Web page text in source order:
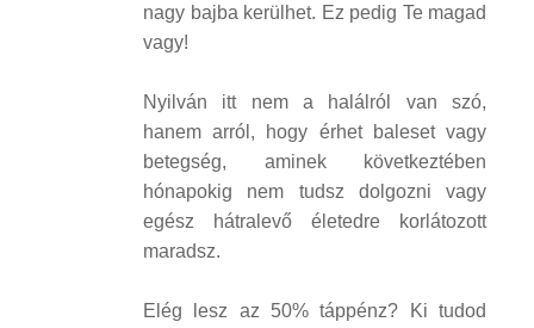
nagy bajba kerülhet. Ez pedig Te magad
vagy!
Nyilván itt nem a halálról van szó,
hanem arról, hogy érhet baleset vagy
betegség, aminek következtében
hónapokig nem tudsz dolgozni vagy
egész hátralevő életedre korlátozott
maradsz.
Elég lesz az 50% táppénz? Ki tudod